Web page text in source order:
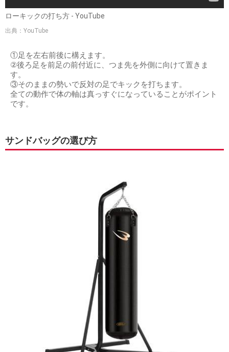
ローキックの打ち方 - YouTube
出典：YouTube
①足を左右前後に構えます。
②後ろ足を前足の前付近に、つま先を外側に向けて置きま
す。
③そのままの勢いで反対の足でキックを打ちます。
全ての動作で体の軸は真っすぐになっていることがポイント
です。
サンドバッグの選び方